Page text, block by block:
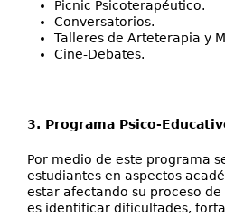
Picnic Psicoterapéutico.
Conversatorios.
Talleres de Arteterapia y
Cine-Debates.
3. Programa Psico-
Por medio de este programa
estudiantes en aspectos
estar afectando su proceso
es identificar dificultades,